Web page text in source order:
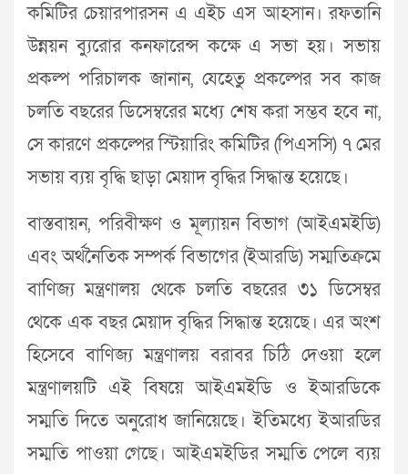
কমিটির চেয়ারপারসন এ এইচ এস আহসান। রফতানি
উন্নয়ন ব্যুরোর কনফারেন্স কক্ষে এ সভা হয়। সভায়
প্রকল্প পরিচালক জানান, যেহেতু প্রকল্পের সব কাজ
চলতি বছরের ডিসেম্বরের মধ্যে শেষ করা সম্ভব হবে না,
সে কারণে প্রকল্পের স্টিয়ারিং কমিটির (পিএসসি) ৭ মের
সভায় ব্যয় বৃদ্ধি ছাড়া মেয়াদ বৃদ্ধির সিদ্ধান্ত হয়েছে।
বাস্তবায়ন, পরিবীক্ষণ ও মূল্যায়ন বিভাগ (আইএমইডি)
এবং অর্থনৈতিক সম্পর্ক বিভাগের (ইআরডি) সম্মতিক্রমে
বাণিজ্য মন্ত্রণালয় থেকে চলতি বছরের ৩১ ডিসেম্বর
থেকে এক বছর মেয়াদ বৃদ্ধির সিদ্ধান্ত হয়েছে। এর অংশ
হিসেবে বাণিজ্য মন্ত্রণালয় বরাবর চিঠি দেওয়া হলে
মন্ত্রণালয়টি এই বিষয়ে আইএমইডি ও ইআরডিকে
সম্মতি দিতে অনুরোধ জানিয়েছে। ইতিমধ্যে ইআরডির
সম্মতি পাওয়া গেছে। আইএমইডির সম্মতি পেলে ব্যয়